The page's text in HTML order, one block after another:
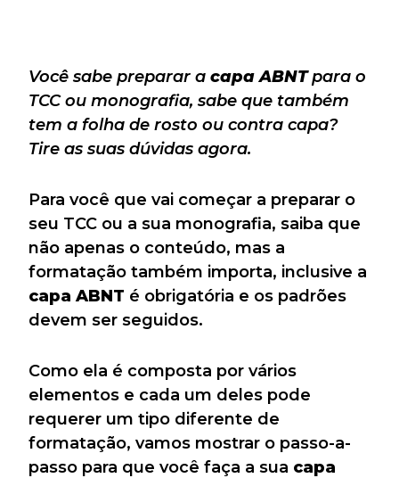
Você sabe preparar a capa ABNTpara o
TCC ou monografia, sabe que também
tem a folha de rosto ou contra capa?
Tire as suas dúvidas agora.
Para você que vai começar a preparar o
seu TCC ou a sua monografia, saiba que
não apenas o conteúdo, mas a
formatação também importa, inclusive a
capa ABNT é obrigatória e os padrões
devem ser seguidos.
Como ela é composta por vários
elementos e cada um deles pode
requerer um tipo diferente de
formatação, vamos mostrar o passo-a-
passo para que você faça a sua capa